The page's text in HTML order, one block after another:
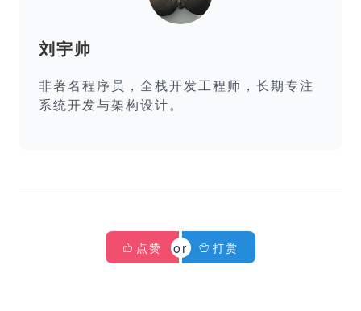
刘宇帅
非著名程序员，全栈开发工程师，长期专注
系统开发与架构设计。
点赞 打赏